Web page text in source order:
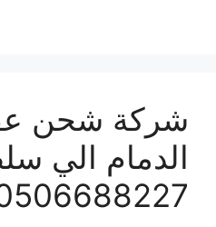
شركة شحن
الدمام الي